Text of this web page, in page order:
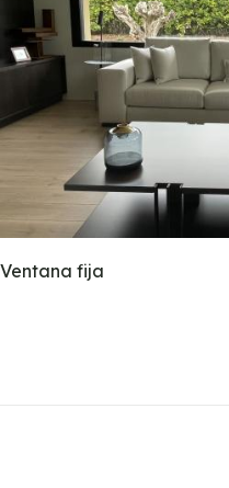
Ventana fija